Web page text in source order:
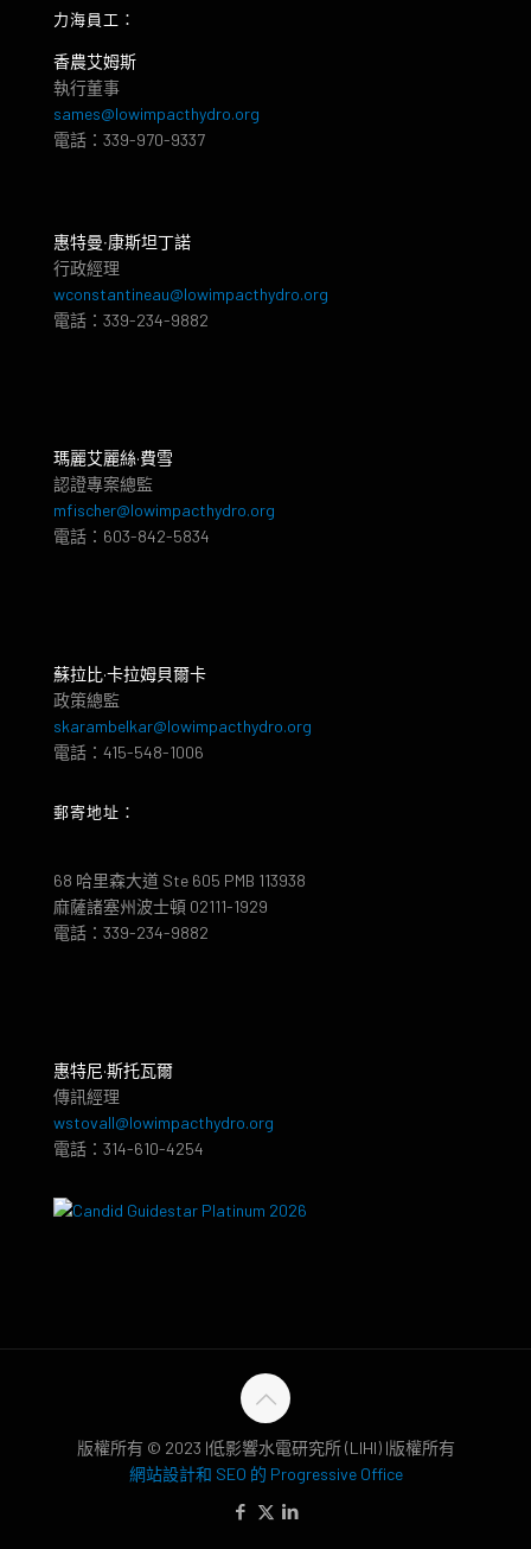
力海員工：
香農艾姆斯
執行董事
sames@lowimpacthydro.org
電話：339-970-9337
惠特曼‧康斯坦丁諾
行政經理
wconstantineau@lowimpacthydro.org
電話：339-234-9882
瑪麗艾麗絲·費雪
認證專案總監
mfischer@lowimpacthydro.org
電話：603-842-5834
蘇拉比·卡拉姆貝爾卡
政策總監
skarambelkar@lowimpacthydro.org
電話：415-548-1006
郵寄地址：
68 哈里森大道 Ste 605 PMB 113938
麻薩諸塞州波士頓 02111-1929
電話：339-234-9882
惠特尼·斯托瓦爾
傳訊經理
wstovall@lowimpacthydro.org
電話：314-610-4254
版權所有 © 2023 |低影響水電研究所 (LIHI) |版權所有
網站設計和 SEO 的 Progressive Office